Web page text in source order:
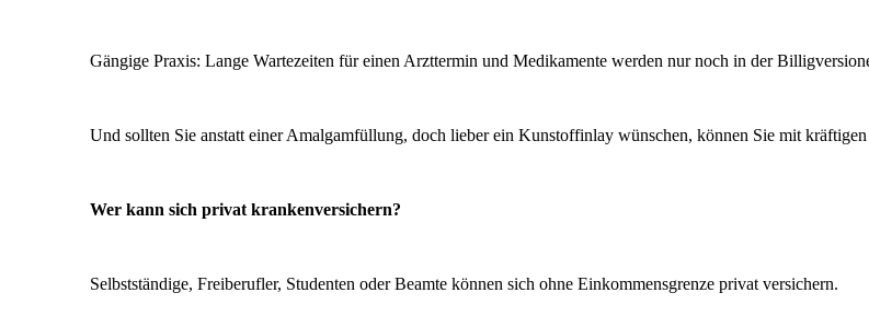
Gängige Praxis: Lange Wartezeiten für einen Arzttermin und Medikamente werden nur noch in der
Und sollten Sie anstatt einer Amalgamfüllung, doch lieber ein Kunstoffinlay wünschen, können Sie mit
Wer kann sich privat krankenversichern?
Selbstständige, Freiberufler, Studenten oder Beamte können sich ohne Einkommensgrenze privat versichern.